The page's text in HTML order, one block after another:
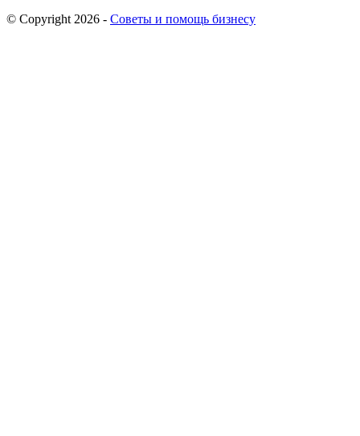
© Copyright 2026 - Советы и помощь бизнесу